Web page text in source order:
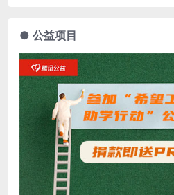
● 公益项目